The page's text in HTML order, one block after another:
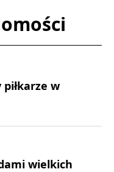
piłkarze w
wielkich